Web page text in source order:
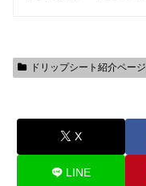
ドリップシート紹介ページ
X
LINE